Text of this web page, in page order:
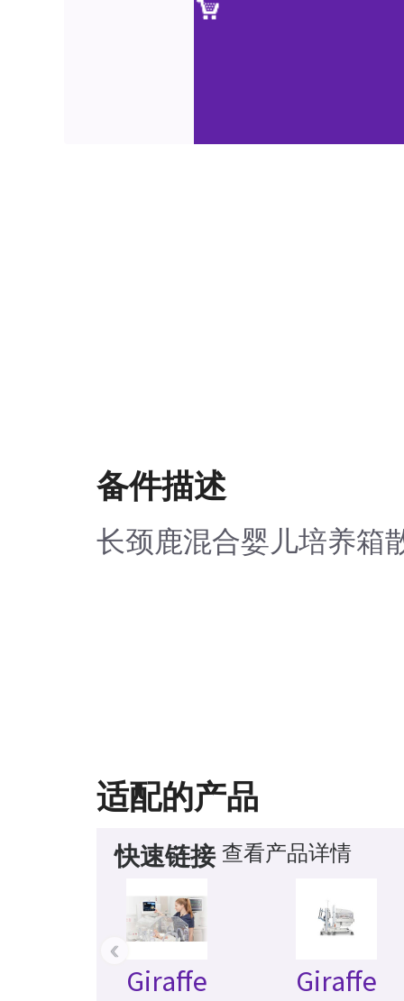
备件描述
长颈鹿混合婴儿培养箱
适配的产品
快速链接 查看产品详情
Giraffe Giraffe
‹